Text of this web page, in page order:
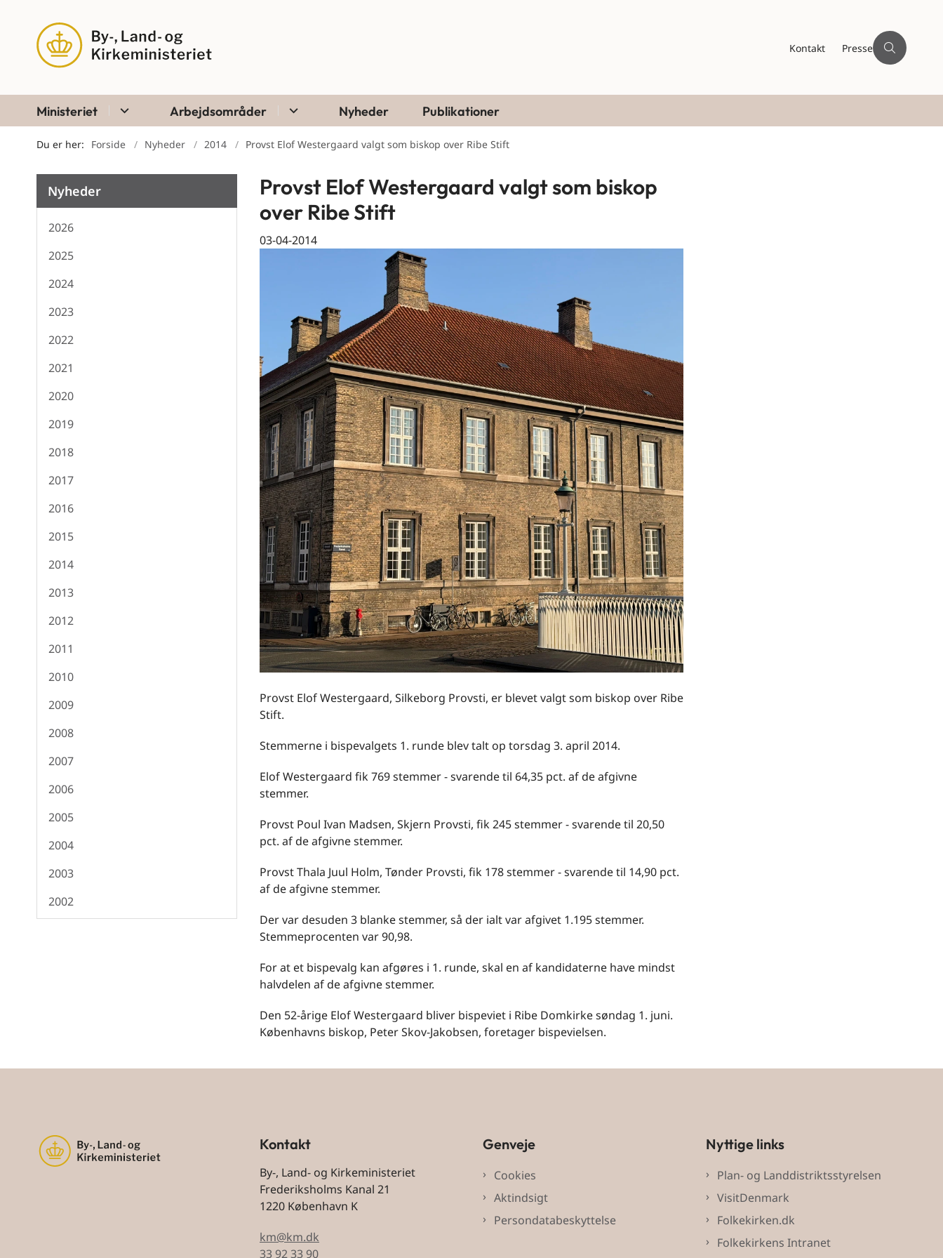
Kontakt Presse
Ministeriet Arbejdsområder Nyheder Publikationer
Du er her: Forside Nyheder 2014 Provst Elof Westergaard valgt som biskop over Ribe Stift
Nyheder
2026
2025
2024
2023
2022
2021
2020
2019
2018
2017
2016
2015
2014
2013
2012
2011
2010
2009
2008
2007
2006
2005
2004
2003
2002
Provst Elof Westergaard valgt som biskop
over Ribe Stift
03-04-2014
Provst Elof Westergaard, Silkeborg Provsti, er blevet valgt som biskop over Ribe
Stift.
Stemmerne i bispevalgets 1. runde blev talt op torsdag 3. april 2014.
Elof Westergaard fik 769 stemmer - svarende til 64,35 pct. af de afgivne
stemmer.
Provst Poul Ivan Madsen, Skjern Provsti, fik 245 stemmer - svarende til 20,50
pct. af de afgivne stemmer.
Provst Thala Juul Holm, Tønder Provsti, fik 178 stemmer - svarende til 14,90 pct.
af de afgivne stemmer.
Der var desuden 3 blanke stemmer, så der ialt var afgivet 1.195 stemmer.
Stemmeprocenten var 90,98.
For at et bispevalg kan afgøres i 1. runde, skal en af kandidaterne have mindst
halvdelen af de afgivne stemmer.
Den 52-årige Elof Westergaard bliver bispeviet i Ribe Domkirke søndag 1. juni.
Københavns biskop, Peter Skov-Jakobsen, foretager bispevielsen.
Kontakt
By-, Land- og Kirkeministeriet
Frederiksholms Kanal 21
1220 København K
km@km.dk
33 92 33 90
Genveje
Cookies
Aktindsigt
Persondatabeskyttelse
Nyttige links
Plan- og Landdistriktsstyrelsen
VisitDenmark
Folkekirken.dk
Folkekirkens Intranet